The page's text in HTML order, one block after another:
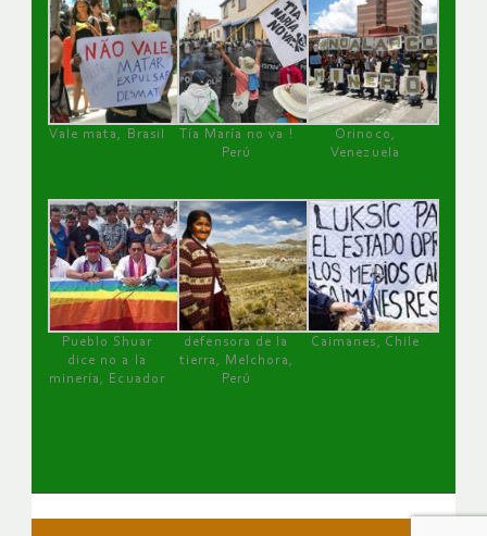
Vale mata, Brasil
Tía María no va !
Perú
Orinoco,
Venezuela
Pueblo Shuar
dice no a la
minería, Ecuador
defensora de la
tierra, Melchora,
Perú
Caimanes, Chile